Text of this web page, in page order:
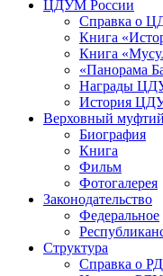
ЦДУМ России
Справка о
Книга
Книга
«Панорама
Награды
История
Верховный муфтий
Биография
Книга
Фильм
Фотогалерея
Законодательство
Федеральное
Структура
Справка о